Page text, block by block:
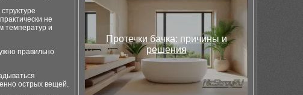
не
температур и
правильно
острых вещей.
Протечки бачка: причины и
решения